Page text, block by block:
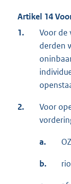
Artikel 14
1.
Voor de
derden
2.
Voor
a.
b.